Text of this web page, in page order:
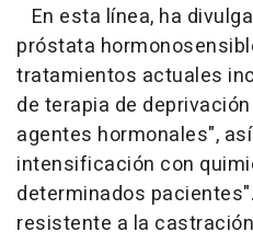
En esta línea, ha
próstata
tratamientos actuales
de terapia de
agentes hormonales",
intensificación con
determinados
resistente a la